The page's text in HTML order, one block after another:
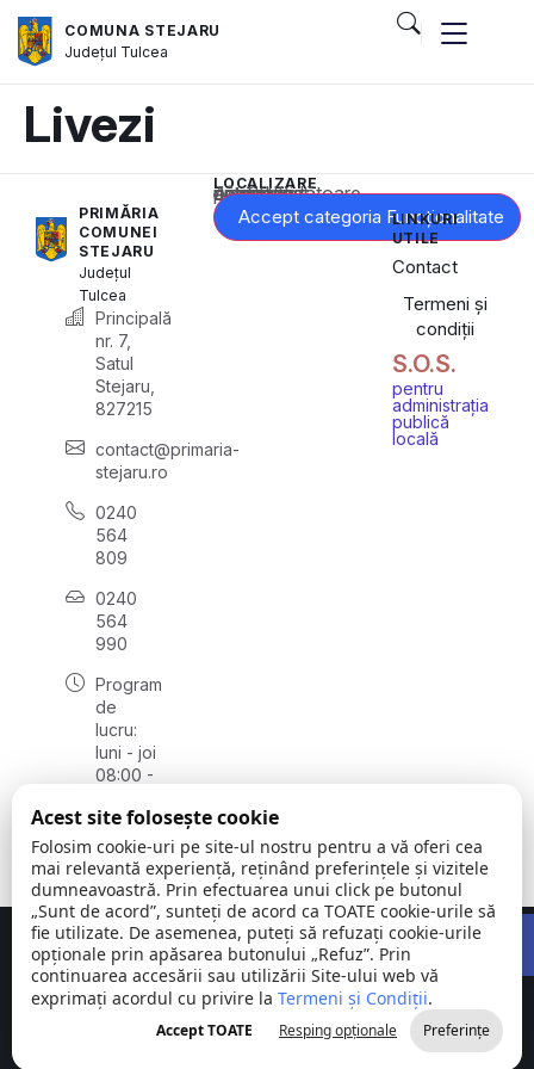
COMUNA STEJARU
Județul Tulcea
Livezi
PRIMĂRIA
COMUNEI
STEJARU
Județul
Tulcea
Principală
nr. 7,
Satul
Stejaru,
827215
contact@primaria-
stejaru.ro
0240
564
809
0240
564
990
Program
de
lucru:
luni - joi
08:00 -
vineri
08:00 -
14:00
LOCALIZARE
Acest conținut este blocat până când acceptați categoria corespunzătoare de cookie-uri.
Accept categoria Funcționalitate
LINKURI
UTILE
Contact
Termeni și
condiții
S.O.S.
pentru
administrația
publică
locală
Comuna
Stejaru |
județul Tulcea
©
2026
Toate
drepturile
rezervate
Concept realizat deBig Media Relații Publice SRL
Acest site folosește cookie
Folosim cookie-uri pe site-ul nostru pentru a vă oferi cea
mai relevantă experiență, reținând preferințele și vizitele
dumneavoastră. Prin efectuarea unui click pe butonul
„Sunt de acord”, sunteți de acord ca TOATE cookie-urile să
fie utilizate. De asemenea, puteți să refuzați cookie-urile
opționale prin apăsarea butonului „Refuz”. Prin
continuarea accesării sau utilizării Site-ului web vă
exprimați acordul cu privire la Termeni și Condiții.
Accept TOATE Resping opționale Preferințe